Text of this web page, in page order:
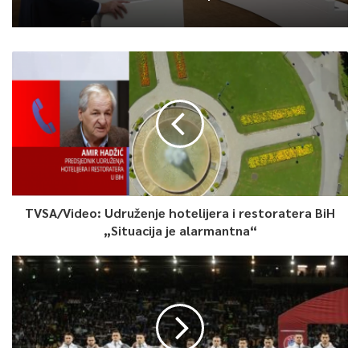
TVSA/Video: Udruženje hotelijera i restoratera BiH
„Situacija je alarmantna“